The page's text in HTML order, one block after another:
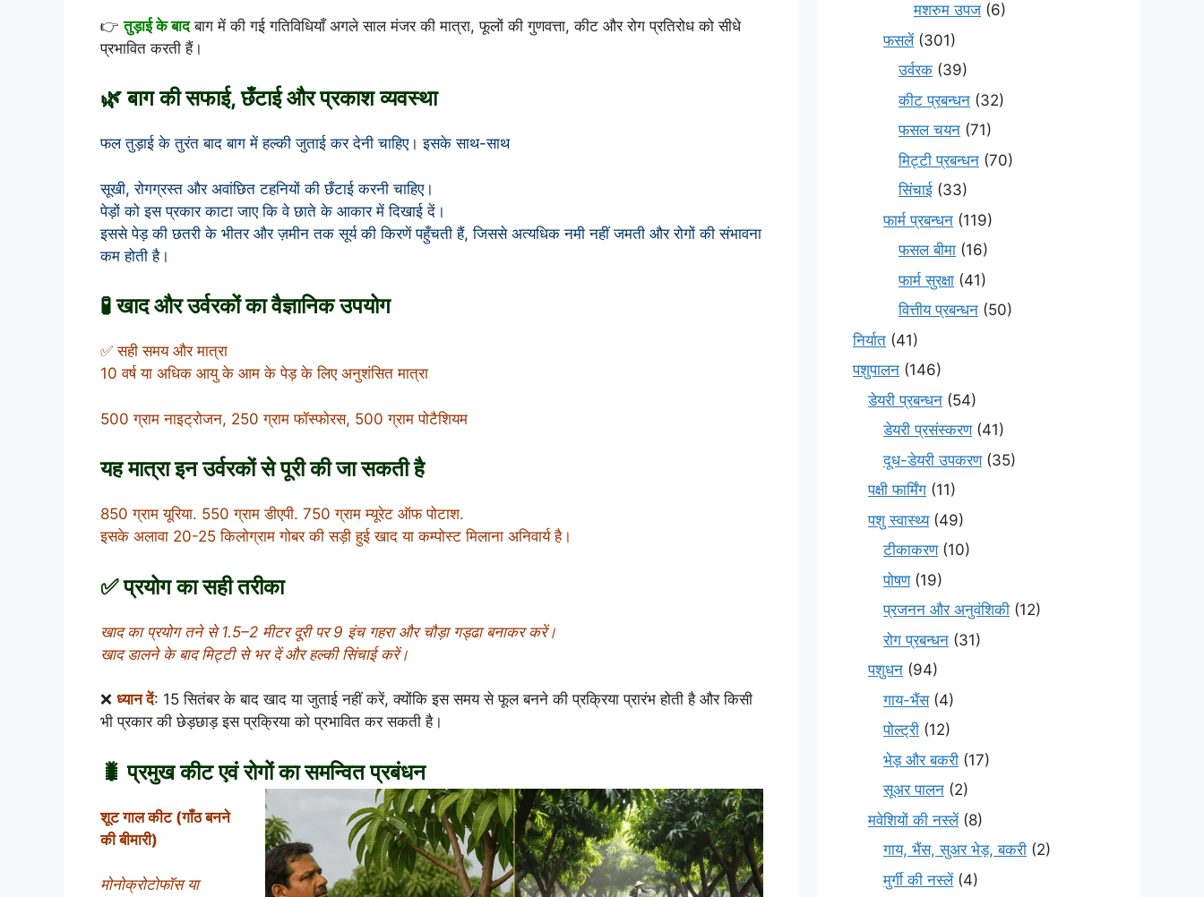
👉तुड़ाई के बादबाग में की गई गतिविधियाँ अगले साल मंजर की मात्रा, फूलों की गुणवत्ता, कीट और रोग प्रतिरोध को सीधे
प्रभावित करती हैं।
🌿 बाग की सफाई, छँटाई और प्रकाश व्यवस्था
फल तुड़ाई के तुरंत बाद बाग में हल्की जुताई कर देनी चाहिए। इसके साथ-साथ
सूखी, रोगग्रस्त और अवांछित टहनियों की छँटाई करनी चाहिए।
पेड़ों को इस प्रकार काटा जाए कि वे छाते के आकार में दिखाई दें।
इससे पेड़ की छतरी के भीतर और ज़मीन तक सूर्य की किरणें पहुँचती हैं, जिससे अत्यधिक नमी नहीं जमती और रोगों की संभावना
कम होती है।
🧪 खाद और उर्वरकों का वैज्ञानिक उपयोग
✅ सही समय और मात्रा
10 वर्ष या अधिक आयु के आम के पेड़ के लिए अनुशंसित मात्रा
500 ग्राम नाइट्रोजन, 250 ग्राम फॉस्फोरस, 500 ग्राम पोटैशियम
यह मात्रा इन उर्वरकों से पूरी की जा सकती है
850 ग्राम यूरिया. 550 ग्राम डीएपी. 750 ग्राम म्यूरेट ऑफ पोटाश.
इसके अलावा 20-25 किलोग्राम गोबर की सड़ी हुई खाद या कम्पोस्ट मिलाना अनिवार्य है।
✅ प्रयोग का सही तरीका
खाद का प्रयोग तने से 1.5–2 मीटर दूरी पर 9 इंच गहरा और चौड़ा गड्ढा बनाकर करें।
खाद डालने के बाद मिट्टी से भर दें और हल्की सिंचाई करें।
❌ ध्यान दें: 15 सितंबर के बाद खाद या जुताई नहीं करें, क्योंकि इस समय से फूल बनने की प्रक्रिया प्रारंभ होती है और किसी
भी प्रकार की छेड़छाड़ इस प्रक्रिया को प्रभावित कर सकती है।
🐛 प्रमुख कीट एवं रोगों का समन्वित प्रबंधन
शूट गाल कीट (गाँठ बनने
की बीमारी)
मोनोक्रोटोफॉस या
मशरुम उपज (6)
फसलें(301)
उर्वरक (39)
कीट प्रबन्धन (32)
फसल चयन (71)
मि‌ट्टी प्रबन्धन (70)
सिंचाई (33)
फार्म प्रबन्धन (119)
फसल बीमा (16)
फार्म सुरक्षा (41)
वित्तीय प्रबन्धन (50)
निर्यात (41)
पशुपालन (146)
डेयरी प्रबन्धन (54)
डेयरी प्रसंस्करण(41)
दूध-डेयरी उपकरण(35)
पक्षी फार्मिंग (11)
पशु स्वास्थ्य(49)
टीकाकरण(10)
पोषण(19)
प्रजनन और अनुवंशिकी (12)
रोग प्रबन्धन (31)
पशुधन (94)
गाय-भैंस(4)
पोल्ट्री (12)
भेड़ और बकरी (17)
सूअर पालन (2)
मवेशियों की नस्लें(8)
गाय, भैंस, सुअर भेड़, बकरी (2)
मुर्गी की नस्लें(4)